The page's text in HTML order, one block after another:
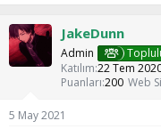
p
k
i
e
JakeDunn
Admin
Katılım 22 Tem
Puanları 200 Web
5 May 2021